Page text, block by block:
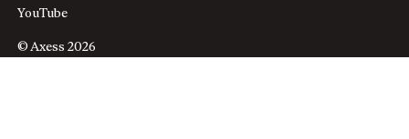
YouTube
© Axess 2026